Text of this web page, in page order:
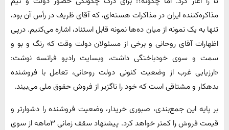
مذاکره‌کننده ایران در مذاکرات هسته‌ای، که آقای ظریف در رأس آن بود،
تنها به یک نمونه از میان ده‌ها نمونه قابل استناد، اشاره می‌کنیم. درپی
اظهارات آقای روحانی و برخی از مسئولان دولت وقت که رنگ و بو و
سمت و سوی خودباختگی داشت، وبسایت رادیو فرانسه نوشت:
«ارزیابی غرب از وضعیت کنونی دولت روحانی، تعامل با فروشنده
بدهکار و مشتاقی است که خود را ناگزیر از فروش حقوق ملی می‌بیند.
بر پایه این جمع‌بندی، صبوری خریدار، وضعیت فروشنده را دشوارتر و
قیمت فروش را کمتر خواهد کرد. پیشنهاد سقف زمانی ۳ماهه از سوی